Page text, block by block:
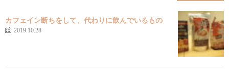
カフェイン断ちをして、代わりに飲んでいるもの
2019.10.28